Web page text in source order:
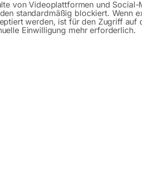
7m
bis zu 10m Länge erhältlich
von Videoplattformen und
standardmäßig blockiert. Wenn
werden, ist für den Zugriff auf
Einwilligung mehr erforderlich.